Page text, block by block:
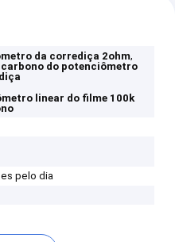
da corrediça 2ohm,
carbono do potenciômetro
linear do filme 100k
pelo dia